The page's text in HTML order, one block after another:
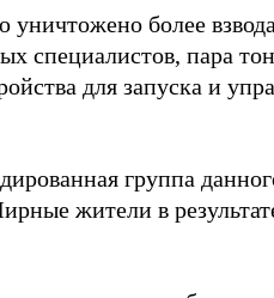
уничтожено более
специалистов, пара
для запуска и
группа
жители в